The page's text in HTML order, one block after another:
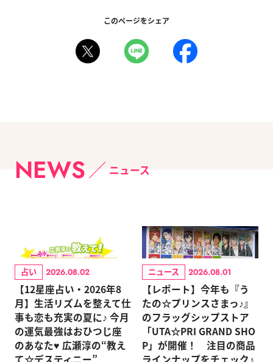
このページをシェア
NEWS ニュース
占い 2026.08.02
【12星座占い・2026年8
月】生活リズムを整えて仕
事も恋も充実の夏に♪ 今月
の運気最強はおひつじ座
のあなた♥ 広瀬淳の“教え
て☆デスティニー”
ニュース 2026.08.01
【レポート】今年も『う
たの☆プリンスさまっ♪』
のフラッグシップストア
「UTA☆PRI GRAND SHO
P」が開催！ 注目の商品
ラインナップをチェック♪